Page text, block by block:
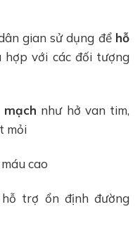
gian sử dụng để hỗ
hợp với các đối tượng
như hở van tim,
mỏi
cao
trợ ổn định đường